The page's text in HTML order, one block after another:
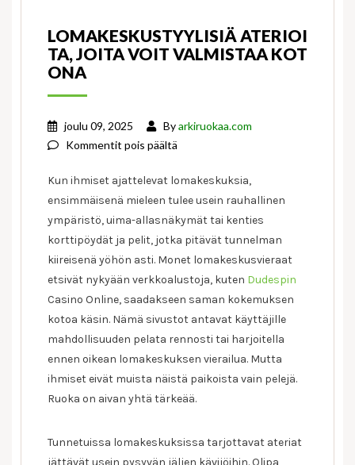
LOMAKESKUSTYYLISIÄ ATERIOI
TA, JOITA VOIT VALMISTAA KOT
ONA
joulu 09, 2025 Byarkiruokaa.com
Kommentit pois päältä
aterioita,
joita
voit
valmistaa
kotona
Kun ihmiset ajattelevat lomakeskuksia,
ensimmäisenä mieleen tulee usein rauhallinen
ympäristö, uima-allasnäkymät tai kenties
korttipöydät ja pelit, jotka pitävät tunnelman
kiireisenä yöhön asti. Monet lomakeskusvieraat
etsivät nykyään verkkoalustoja, kuten Dudespin
Casino Online, saadakseen saman kokemuksen
kotoa käsin. Nämä sivustot antavat käyttäjille
mahdollisuuden pelata rennosti tai harjoitella
ennen oikean lomakeskuksen vierailua. Mutta
ihmiset eivät muista näistä paikoista vain pelejä.
Ruoka on aivan yhtä tärkeää.
Tunnetuissa lomakeskuksissa tarjottavat ateriat
jättävät usein pysyvän jäljen kävijöihin. Olipa